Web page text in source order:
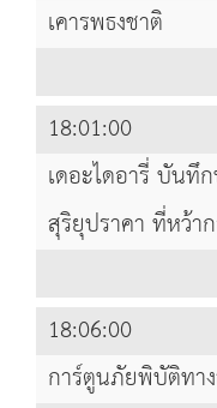
เคารพธงชาติ
18:01:00
เดอะไดอารี่ บันทึ
สุริยุปราคา ที่หว้า
18:06:00
การ์ตูนภัยพิบัติทา